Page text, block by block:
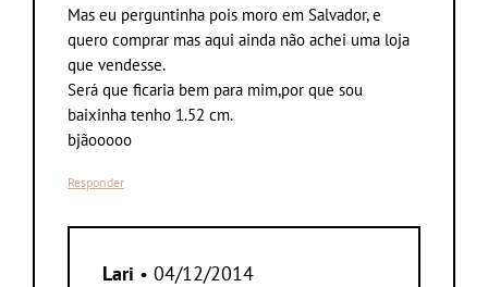
Mas eu perguntinha pois moro em Salvador, e
quero comprar mas aqui ainda não achei uma loja
que vendesse.
Será que ficaria bem para mim,por que sou
baixinha tenho 1.52 cm.
bjãooooo
Responder
Lari • 04/12/2014